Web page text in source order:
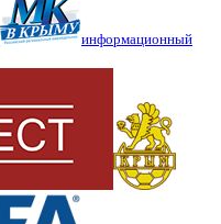
информационный